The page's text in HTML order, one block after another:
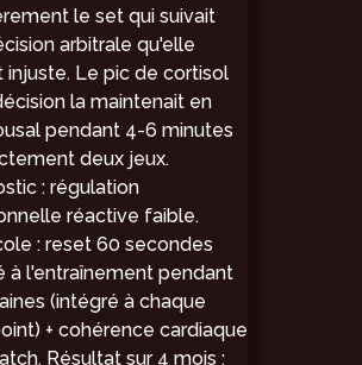
le set qui suivait
arbitrale qu'elle
injuste. Le pic de cortisol
la maintenait en
pendant 4-6 minutes
deux jeux.
: régulation
réactive faible.
: reset 60 secondes
à l'entraînement pendant
(intégré à chaque
+ cohérence cardiaque
Résultat sur 4 mois :